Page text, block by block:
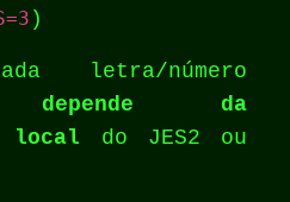
)
letra/número
depende da
local do JES2 ou